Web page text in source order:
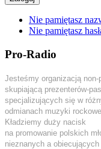
Nie pamiętasz
Nie pamiętasz
Pro-Radio
Jesteśmy organizacją non-
skupiającą prezenterów-
specjalizujących się w
odmianach muzyki
Kładziemy duży nacisk
na promowanie polskich
nieznanych a obiecujących